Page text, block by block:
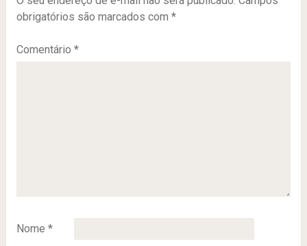
obrigatórios são marcados com *
Comentário *
Nome *